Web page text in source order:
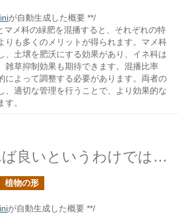
が自動生成した概要 **/
マメ科の緑肥を混播すると、それぞれの特
りも多くのメリットが得られます。マメ科
、土壌を肥沃にする効果があり、イネ科は
雑草抑制効果も期待できます。混播比率
によって調整する必要があります。両者の
、適切な管理を行うことで、より効果的な
。
葉は大きければ良いというわけではなさそうだ
植物の形
が自動生成した概要 **/